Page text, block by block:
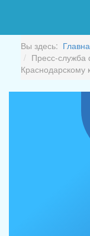
Вы здесь:
Пресс-